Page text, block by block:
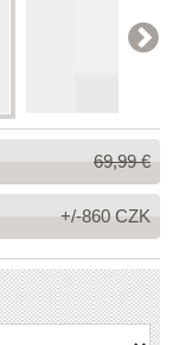
Bežná
cena:
69,99 €
+/-860 CZK